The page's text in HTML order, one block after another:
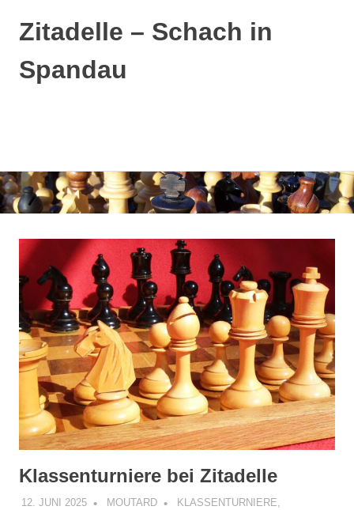
Zum
Inhalt
springen
Zitadelle – Schach in
Spandau
Klassenturniere bei Zitadelle
12. JUNI 2025 MOUTARD KLASSENTURNIERE,